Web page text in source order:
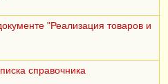
"Реализация товаров и
справочника